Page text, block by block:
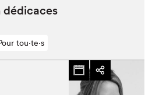
dédicaces
tou⋅te⋅s